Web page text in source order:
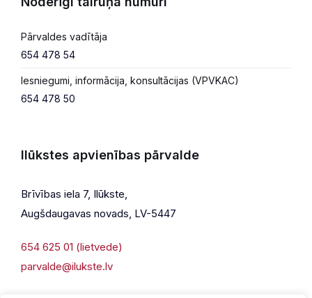
Pārvaldes vadītāja
654 478 54
Iesniegumi, informācija, konsultācijas (VPVKAC)
654 478 50
Ilūkstes apvienības pārvalde
Brīvības iela 7, Ilūkste,
Augšdaugavas novads, LV-5447
654 625 01 (lietvede)
parvalde@ilukste.lv